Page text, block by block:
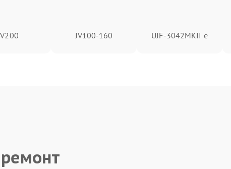
JV100-160 UJF-3042MKII e